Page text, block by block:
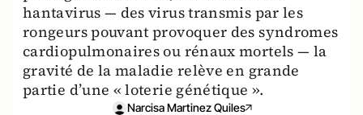
hantavirus — des virus transmis par les
rongeurs pouvant provoquer des syndromes
cardiopulmonaires ou rénaux mortels — la
gravité de la maladie relève en grande
partie d’une « loterie génétique ».
Narcisa Martinez Quiles